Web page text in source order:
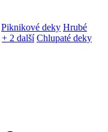
Piknikové deky Hrubé
+ 2 další Chlupaté deky